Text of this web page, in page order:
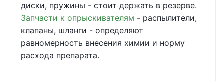
диски, пружины - стоит держать в резерве.
Запчасти к опрыскивателям - распылители,
клапаны, шланги - определяют
равномерность внесения химии и норму
расхода препарата.